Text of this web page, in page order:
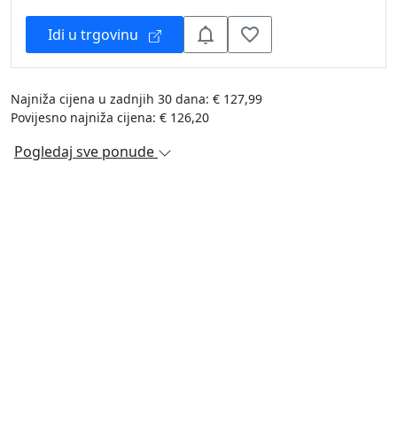
Idi u trgovinu
Najniža cijena u zadnjih 30 dana: € 127,99
Povijesno najniža cijena: € 126,20
Pogledaj sve ponude